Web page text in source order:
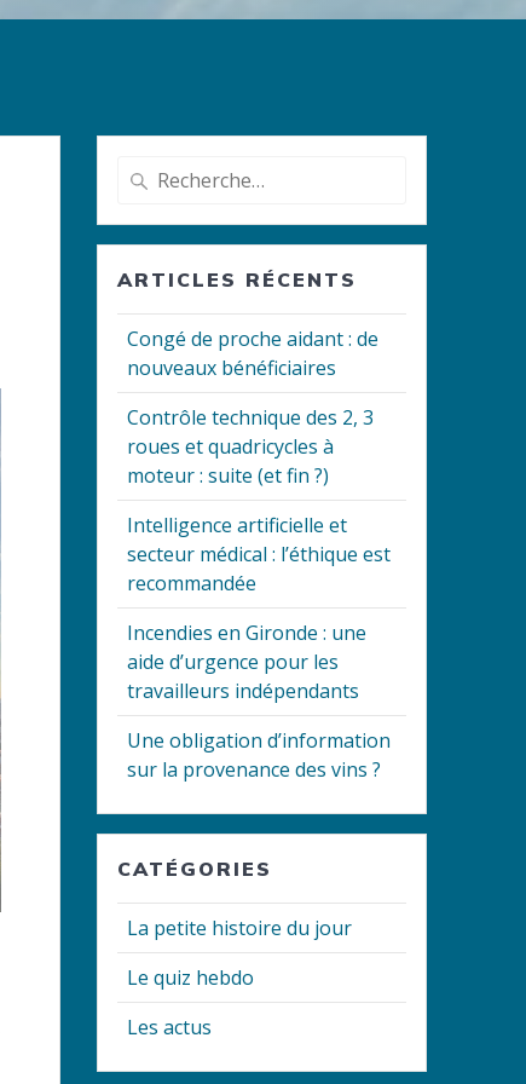
Recherche
:
ARTICLES RÉCENTS
Congé de proche aidant : de
nouveaux bénéficiaires
Contrôle technique des 2, 3
roues et quadricycles à
moteur : suite (et fin ?)
Intelligence artificielle et
secteur médical : l’éthique est
recommandée
Incendies en Gironde : une
aide d’urgence pour les
travailleurs indépendants
Une obligation d’information
sur la provenance des vins ?
CATÉGORIES
La petite histoire du jour
Le quiz hebdo
Les actus